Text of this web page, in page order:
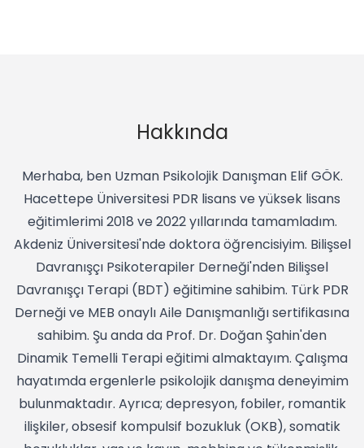
Hakkında
Merhaba, ben Uzman Psikolojik Danışman Elif GÖK.
Hacettepe Üniversitesi PDR lisans ve yüksek lisans
eğitimlerimi 2018 ve 2022 yıllarında tamamladım.
Akdeniz Üniversitesi'nde doktora öğrencisiyim. Bilişsel
Davranışçı Psikoterapiler Derneği'nden Bilişsel
Davranışçı Terapi (BDT) eğitimine sahibim. Türk PDR
Derneği ve MEB onaylı Aile Danışmanlığı sertifikasına
sahibim. Şu anda da Prof. Dr. Doğan Şahin'den
Dinamik Temelli Terapi eğitimi almaktayım. Çalışma
hayatımda ergenlerle psikolojik danışma deneyimim
bulunmaktadır. Ayrıca; depresyon, fobiler, romantik
ilişkiler, obsesif kompulsif bozukluk (OKB), somatik